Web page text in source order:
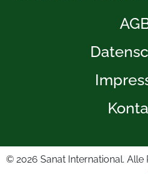
© 2026 Sanat International. Alle